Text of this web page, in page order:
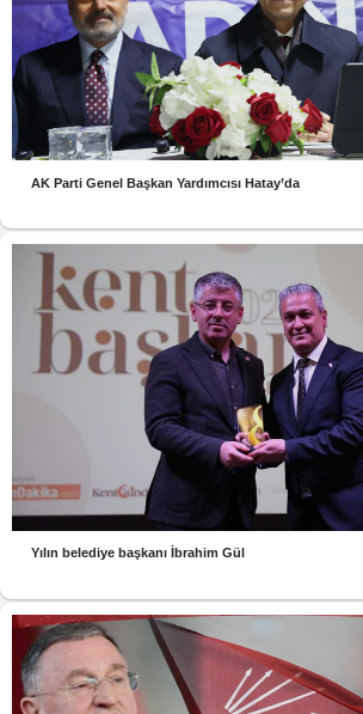
AK Parti Genel Başkan Yardımcısı Hatay’da
Yılın belediye başkanı İbrahim Gül